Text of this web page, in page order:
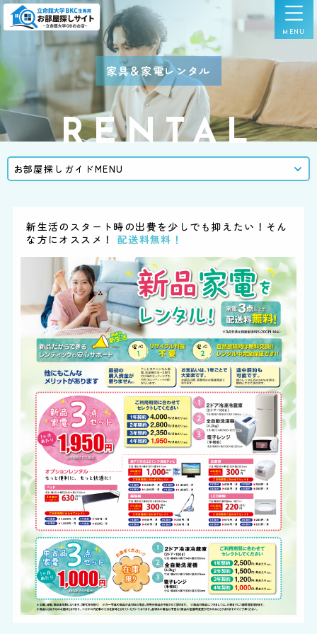
家具＆家電レンタル
RENTAL
お部屋探しガイドMENU
新生活のスタート時の出費を少しでも抑えたい！そん
な方にオススメ！ 配送料無料！